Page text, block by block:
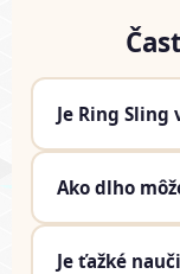
Je Ring
Ako dlho
Je ťažké